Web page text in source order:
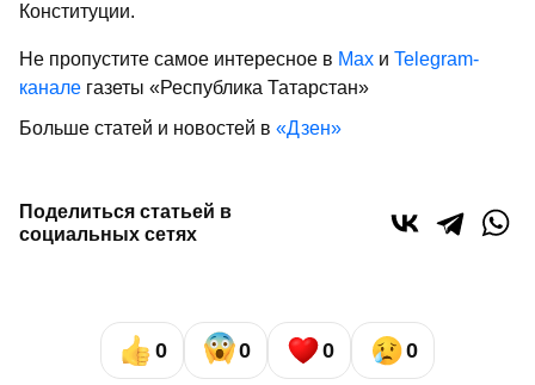
Конституции.
Не пропустите самое интересное в Max и Telegram-
канале газеты «Республика Татарстан»
Больше статей и новостей в «Дзен»
Поделиться статьей в
социальных сетях
0 0 0 0